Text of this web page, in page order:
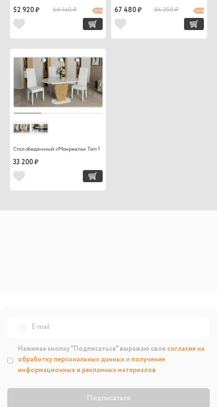
52 920 ₽ 66 140 ₽ 20 % 67 480 ₽ 84 350 ₽ 20 %
Стол обеденный «Монреаль» Тип 1
33 200 ₽
Подписаться
Нажимая кнопку "Подписаться" выражаю свое согласие на
обработку персональных данных и получение
информационных и рекламных материалов